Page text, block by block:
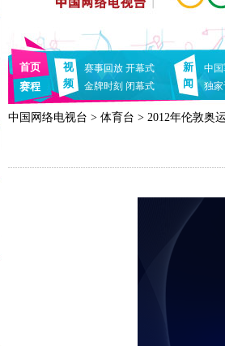
首页
赛程
视
频
赛事回放 开幕式
金牌时刻 闭幕式
新
闻
中国
独
中国网络电视台 > 体育台 > 2012年伦敦奥